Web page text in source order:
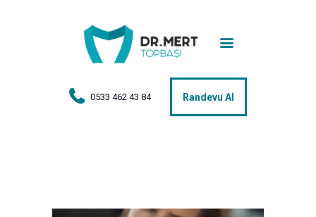
0533 462 43 84 Randevu Al
Anasayfa
Tedaviler
Hakkımda